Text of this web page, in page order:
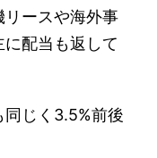
リースや海外事
配当も返して
じく3.5%前後